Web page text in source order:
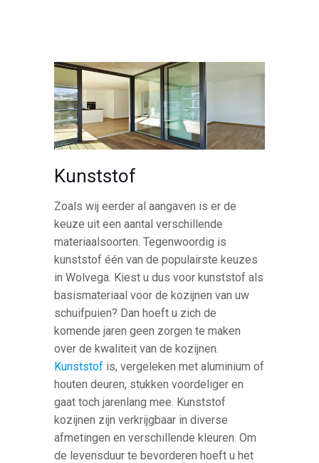
Kunststof
Zoals wij eerder al aangaven is er de
keuze uit een aantal verschillende
materiaalsoorten. Tegenwoordig is
kunststof één van de populairste keuzes
in Wolvega. Kiest u dus voor kunststof als
basismateriaal voor de kozijnen van uw
schuifpuien? Dan hoeft u zich de
komende jaren geen zorgen te maken
over de kwaliteit van de kozijnen.
Kunststof is, vergeleken met aluminium of
houten deuren, stukken voordeliger en
gaat toch jarenlang mee. Kunststof
kozijnen zijn verkrijgbaar in diverse
afmetingen en verschillende kleuren. Om
de levensduur te bevorderen hoeft u het